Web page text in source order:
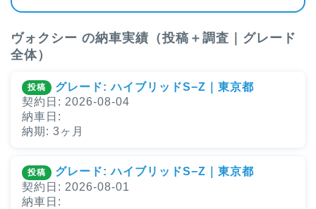
ヴォクシー の納車実績（投稿＋調査｜グレード
全体）
投稿
グレード: ハイブリッドS−Z｜東京都
契約日: 2026-08-04
納車日:
納期: 3ヶ月
投稿
グレード: ハイブリッドS−Z｜東京都
契約日: 2026-08-01
納車日: